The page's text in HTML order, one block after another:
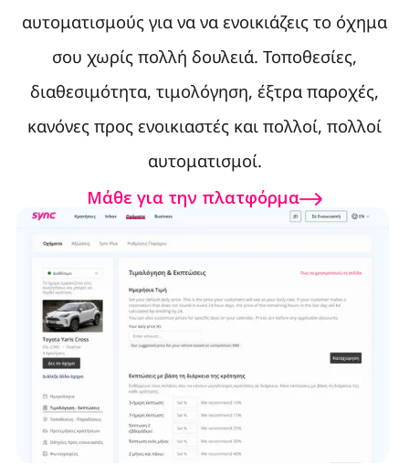
αυτοματισμούς για να να ενοικιάζεις το όχημα
σου χωρίς πολλή δουλειά. Τοποθεσίες,
διαθεσιμότητα, τιμολόγηση, έξτρα παροχές,
κανόνες προς ενοικιαστές και πολλοί, πολλοί
αυτοματισμοί.
Μάθε για την πλατφόρμα